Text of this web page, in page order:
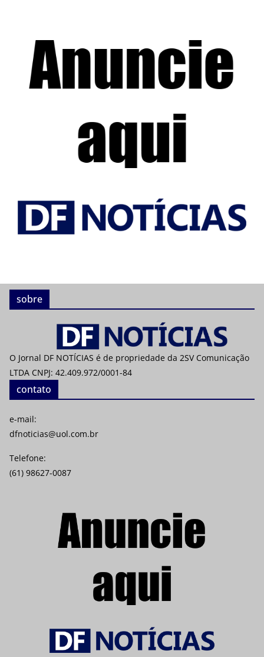
sobre
O Jornal DF NOTÍCIAS é de propriedade da 2SV Comunicação
LTDA CNPJ: 42.409.972/0001-84
contato
e-mail:
dfnoticias@uol.com.br
Telefone:
(61) 98627-0087